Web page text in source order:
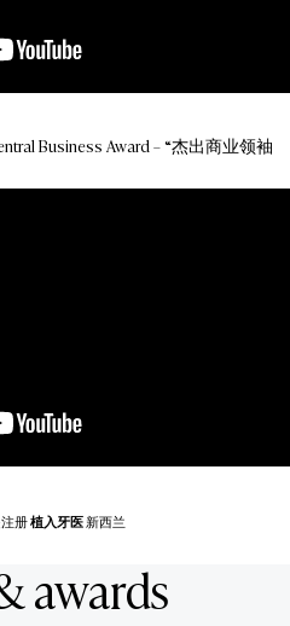
Business Award – “杰出商业领袖
注册植入牙医新西兰
awards